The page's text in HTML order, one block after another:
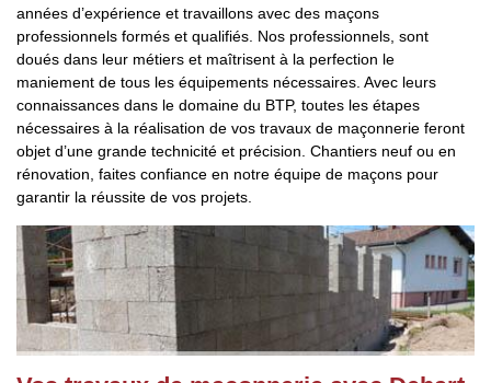
années d’expérience et travaillons avec des maçons
professionnels formés et qualifiés. Nos professionnels, sont
doués dans leur métiers et maîtrisent à la perfection le
maniement de tous les équipements nécessaires. Avec leurs
connaissances dans le domaine du BTP, toutes les étapes
nécessaires à la réalisation de vos travaux de maçonnerie feront
objet d’une grande technicité et précision. Chantiers neuf ou en
rénovation, faites confiance en notre équipe de maçons pour
garantir la réussite de vos projets.